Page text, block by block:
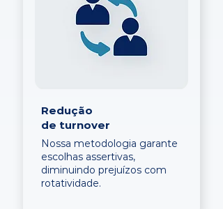
Redução
de turnover
Nossa metodologia garante
escolhas assertivas,
diminuindo prejuízos com
rotatividade.